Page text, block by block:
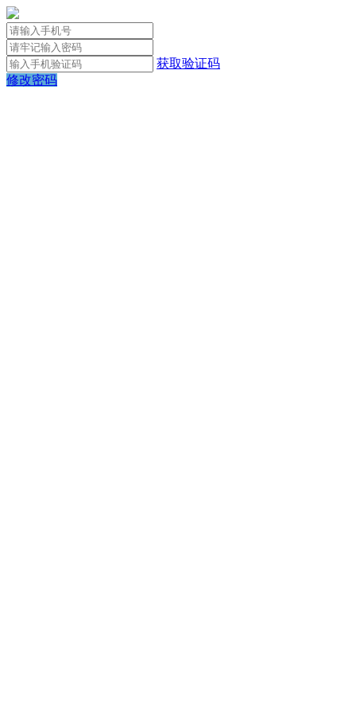
获取验证码
修改密码